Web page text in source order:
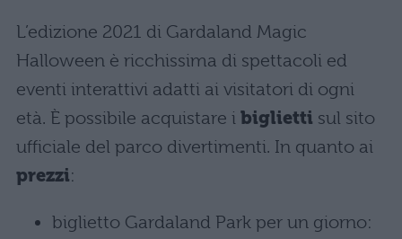
L’edizione 2021 di Gardaland Magic
Halloween è ricchissima di spettacoli ed
eventi interattivi adatti ai visitatori di ogni
età. È possibile acquistare i biglietti sul sito
ufficiale del parco divertimenti. In quanto ai
prezzi:
biglietto Gardaland Park per un giorno: